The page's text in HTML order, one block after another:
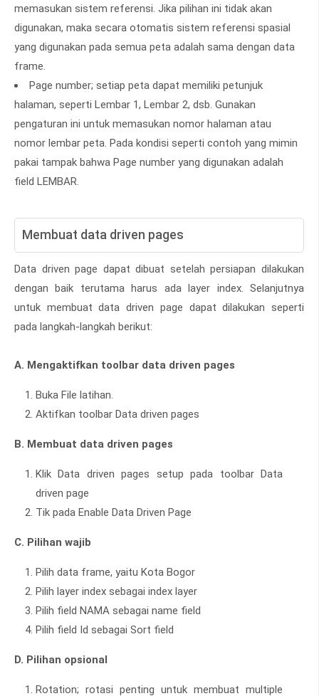
memasukan sistem referensi. Jika pilihan ini tidak akan
digunakan, maka secara otomatis sistem referensi spasial
yang digunakan pada semua peta adalah sama dengan data
frame.
Page number; setiap peta dapat memiliki petunjuk
halaman, seperti Lembar 1, Lembar 2, dsb. Gunakan
pengaturan ini untuk memasukan nomor halaman atau
nomor lembar peta. Pada kondisi seperti contoh yang mimin
pakai tampak bahwa Page number yang digunakan adalah
field LEMBAR.
Membuat data driven pages
Data driven page dapat dibuat setelah persiapan dilakukan
dengan baik terutama harus ada layer index. Selanjutnya
untuk membuat data driven page dapat dilakukan seperti
pada langkah-langkah berikut:
A. Mengaktifkan toolbar data driven pages
Buka File latihan.
Aktifkan toolbar Data driven pages
B. Membuat data driven pages
Klik Data driven pages setup pada toolbar Data
driven page
Tik pada Enable Data Driven Page
C. Pilihan wajib
Pilih data frame, yaitu Kota Bogor
Pilih layer index sebagai index layer
Pilih field NAMA sebagai name field
Pilih field Id sebagai Sort field
D. Pilihan opsional
Rotation; rotasi penting untuk membuat multiple